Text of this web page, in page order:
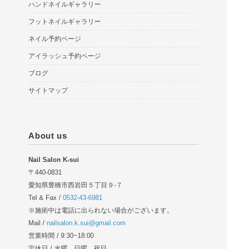
ハンドネイルギャラリー
フットネイルギャラリー
ネイル予約ページ
アイラッシュ予約ページ
ブログ
サイトマップ
About us
Nail Salon K-sui
〒440-0831
愛知県豊橋市西岩田５丁目９-７
Tel & Fax / 0532-43-6981
※施術中は電話に出られない場合がございます。
Mail / nailsalon.k.sui@gmail.com
営業時間 / 9:30~18:00